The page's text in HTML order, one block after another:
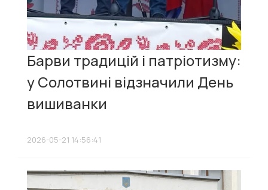
Барви традицій і патріотизму:
у Солотвині відзначили День
вишиванки
2026-05-21 14:56:41